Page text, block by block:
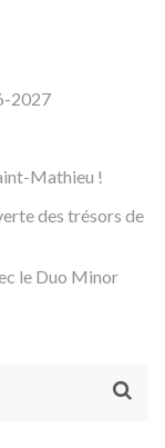
2027
Mathieu !
des trésors de
le Duo Minor